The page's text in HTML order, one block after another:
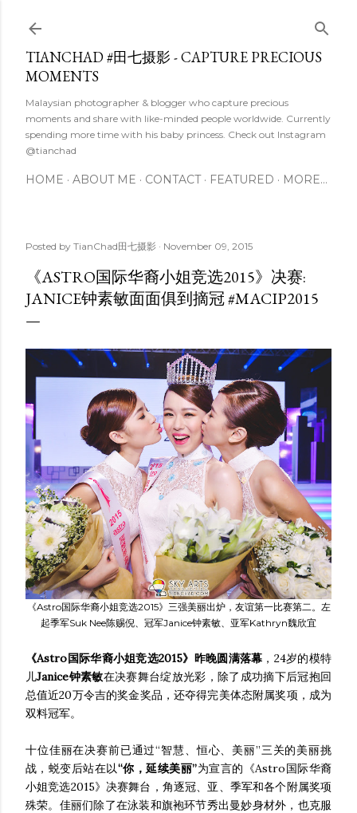
TIANCHAD #田七摄影 - CAPTURE PRECIOUS
MOMENTS
Malaysian photographer & blogger who capture precious
moments and share with like-minded people worldwide. Currently
spending more time with his baby princess. Check out Instagram
@tianchad
HOME ABOUT ME CONTACT FEATURED MORE…
Posted by TianChad田七摄影 November 09, 2015
《ASTRO国际华裔小姐竞选2015》决赛:
JANICE钟素敏面面俱到摘冠 #MACIP2015
《Astro国际华裔小姐竞选2015》三强美丽出炉，友谊第一比赛第二。左
起季军Suk Nee陈赐倪、冠军Janice钟素敏、亚军Kathryn魏欣宜
《Astro国际华裔小姐竞选2015》昨晚圆满落幕 ，24岁的模特
儿Janice钟素敏在决赛舞台绽放光彩，除了成功摘下后冠抱回
总值近20万令吉的奖金奖品，还夺得完美体态附属奖项，成为
双料冠军。
十位佳丽在决赛前已通过“智慧、恒心、美丽”三关的美丽挑
战，蜕变后站在以“你，延续美丽”为宣言的《Astro国际华裔
小姐竞选2015》决赛舞台，角逐冠、亚、季军和各个附属奖项
殊荣。佳丽们除了在泳装和旗袍环节秀出曼妙身材外，也克服